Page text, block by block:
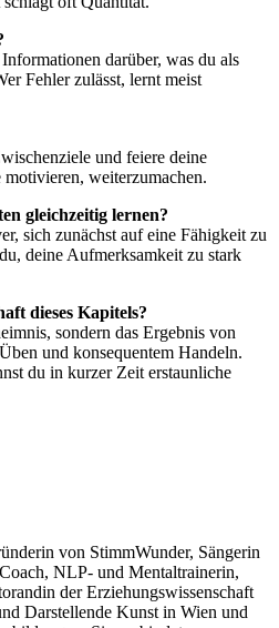
darüber, was du als
Fehler zulässt, lernt meist
und feiere deine
weiterzumachen.
gleichzeitig lernen?
sich zunächst auf eine Fähigkeit zu
deine Aufmerksamkeit zu stark
dieses Kapitels?
sondern das Ergebnis von
und konsequentem Handeln.
du in kurzer Zeit erstaunliche
von StimmWunder, Sängerin
NLP- und Mentaltrainerin,
der Erziehungswissenschaft
Darstellende Kunst in Wien und